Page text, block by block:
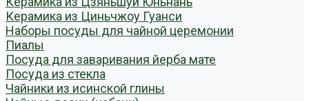
Керамика из Циньчжоу Гуанси
Наборы посуды для чайной церемонии
Пиалы
Посуда для заваривания йерба мате
Посуда из стекла
Чайники из исинской глины